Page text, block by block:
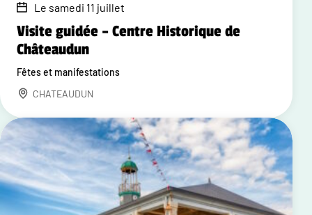
Le samedi 11 juillet
Visite guidée – Centre Historique de
Châteaudun
Fêtes et manifestations
CHATEAUDUN